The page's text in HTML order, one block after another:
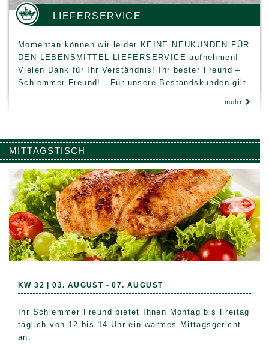
LIEFERSERVICE
Momentan können wir leider KEINE NEUKUNDEN FÜR
DEN LEBENSMITTEL-LIEFERSERVICE aufnehmen!
Vielen Dank für Ihr Verständnis! Ihr bester Freund –
Schlemmer Freund! Für unsere Bestandskunden gilt
mehr
MITTAGSTISCH
KW 32 | 03. AUGUST - 07.AUGUST
Ihr Schlemmer Freund bietet Ihnen Montag bis Freitag
täglich von 12 bis 14 Uhr ein warmes Mittagsgericht
an.